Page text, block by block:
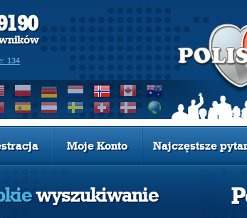
134
Moje Konto Najczęstsze
wyszukiwanie